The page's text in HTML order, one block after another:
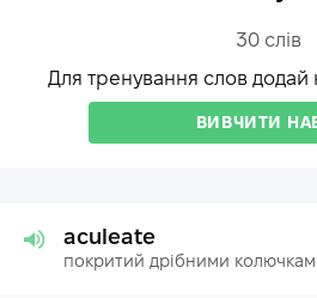
30слів
Для тренування слов додай
ВИВЧИТИ
aculeate
покритий дрібними